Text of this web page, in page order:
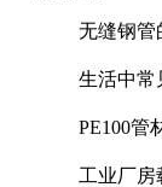
无缝钢管
生活中常
PE100管
工业厂房